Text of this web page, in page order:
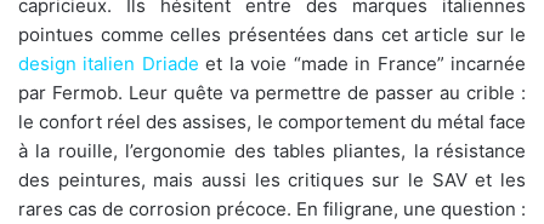
capricieux. Ils hésitent entre des marques italiennes
pointues comme celles présentées dans cet article sur le
design italien Driade et la voie “made in France” incarnée
par Fermob. Leur quête va permettre de passer au crible :
le confort réel des assises, le comportement du métal face
à la rouille, l’ergonomie des tables pliantes, la résistance
des peintures, mais aussi les critiques sur le SAV et les
rares cas de corrosion précoce. En filigrane, une question :